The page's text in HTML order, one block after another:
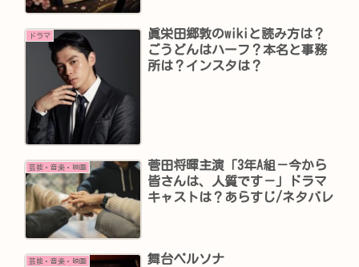
ドラマ
眞栄田郷敦のwikiと読み方は？
ごうどんはハーフ？本名と事務
所は？インスタは？
芸能・音楽・映画
菅田将暉主演「3年A組－今から
皆さんは、人質です－」ドラマ
キャストは？あらすじ/ネタバレ
芸能・音楽・映画
舞台ペルソナ